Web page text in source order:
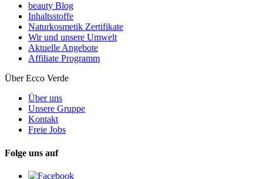
beauty Blog
Inhaltsstoffe
Naturkosmetik Zertifikate
Wir und unsere Umwelt
Aktuelle Angebote
Affiliate Programm
Über Ecco Verde
Über uns
Unsere Gruppe
Kontakt
Freie Jobs
Folge uns auf